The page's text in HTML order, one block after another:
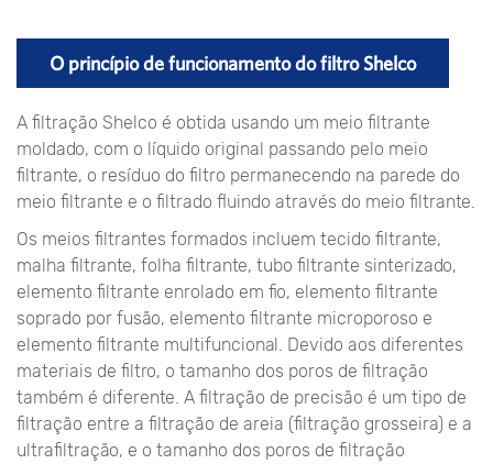
O princípio de funcionamento do filtro Shelco
A filtração Shelco é obtida usando um meio filtrante
moldado, com o líquido original passando pelo meio
filtrante, o resíduo do filtro permanecendo na parede do
meio filtrante e o filtrado fluindo através do meio filtrante.
Os meios filtrantes formados incluem tecido filtrante,
malha filtrante, folha filtrante, tubo filtrante sinterizado,
elemento filtrante enrolado em fio, elemento filtrante
soprado por fusão, elemento filtrante microporoso e
elemento filtrante multifuncional. Devido aos diferentes
materiais de filtro, o tamanho dos poros de filtração
também é diferente. A filtração de precisão é um tipo de
filtração entre a filtração de areia (filtração grosseira) e a
ultrafiltração, e o tamanho dos poros de filtração